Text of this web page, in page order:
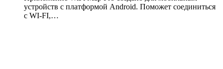
устройств с платформой Android. Поможет соединиться
с WI-FI,…